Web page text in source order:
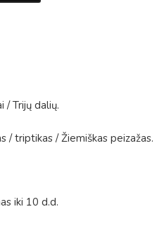
/Trijų dalių.
/triptikas /Žiemiškas peizažas.
iki 10 d.d.